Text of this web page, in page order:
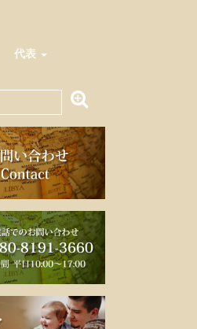
代表